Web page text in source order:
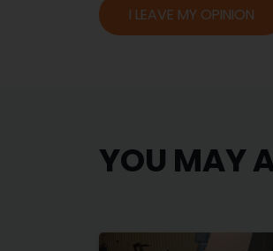
I LEAVE MY OPINION
YOU MAY